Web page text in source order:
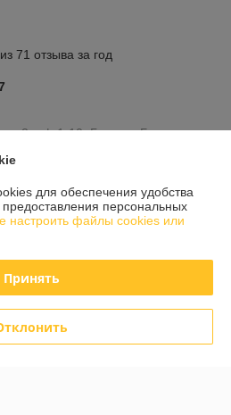
71 отзыва за год
2, оф.1-10, Гомель, Беларусь
до 15:00
работы
06.08.2026
для обеспечения удобства
персональных
настроить файлы cookies или
Принять